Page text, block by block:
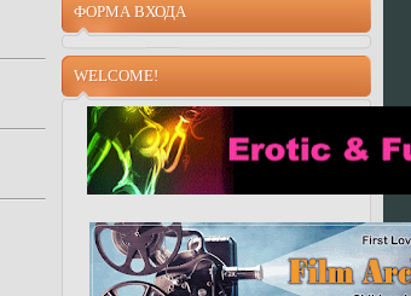
ФОРМА ВХОДА
WELCOME!